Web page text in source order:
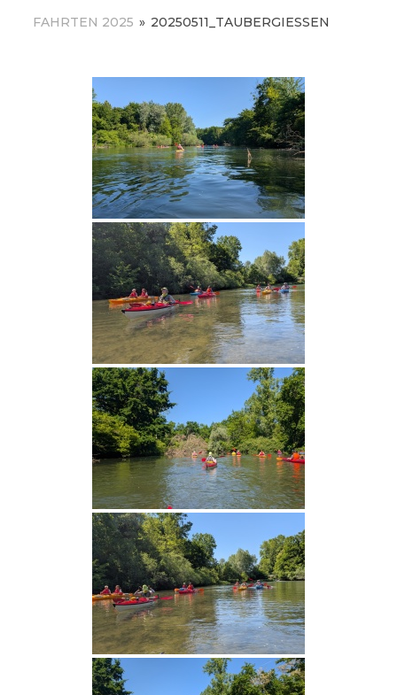
FAHRTEN 2025 » 20250511_TAUBERGIESSEN